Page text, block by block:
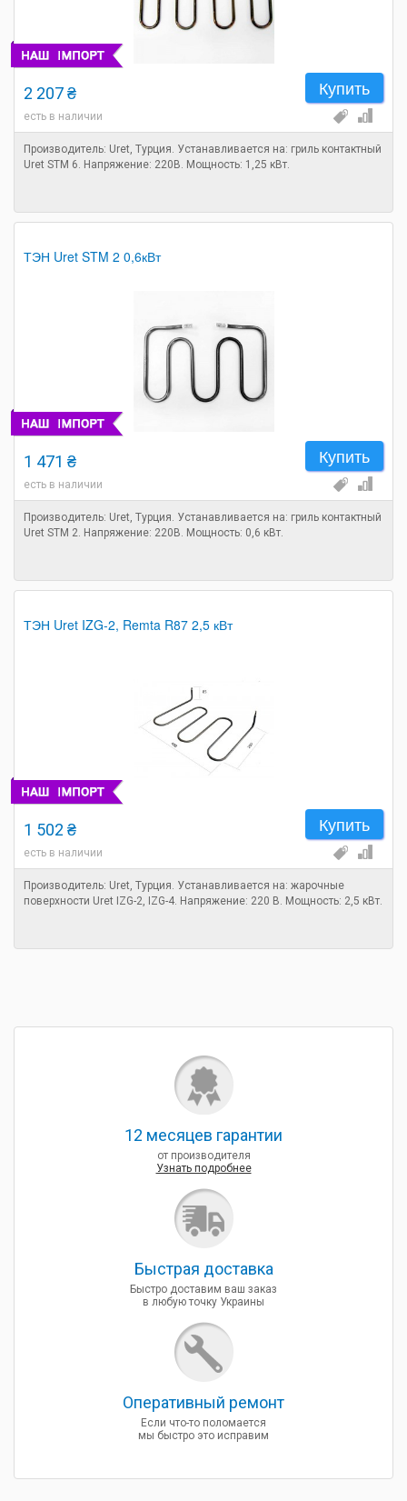
Купить
2 207 ₴
есть в наличии
Производитель: Uret, Турция. Устанавливается на: гриль контактный
Uret STM 6. Напряжение: 220В. Мощность: 1,25 кВт.
ТЭН Uret STM 2 0,6кВт
Купить
1 471 ₴
есть в наличии
Производитель: Uret, Турция. Устанавливается на: гриль контактный
Uret STM 2. Напряжение: 220В. Мощность: 0,6 кВт.
ТЭН Uret IZG-2, Remta R87 2,5 кВт
Купить
1 502 ₴
есть в наличии
Производитель: Uret, Турция. Устанавливается на: жарочные
поверхности Uret IZG-2, IZG-4. Напряжение: 220 В. Мощность: 2,5 кВт.
12 месяцев гарантии
от производителя
Узнать подробнее
Быcтрая доставка
Быстро доставим ваш заказ
в любую точку Украины
Оперативный ремонт
Если что-то поломается
мы быстро это исправим